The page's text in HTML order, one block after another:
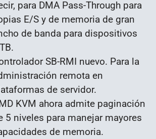
para DMA Pass-Through para
E/S y de memoria de gran
de banda para dispositivos
SB-RMI nuevo. Para la
remota en
de servidor.
KVM ahora admite paginación
5 niveles para manejar mayores
de memoria.